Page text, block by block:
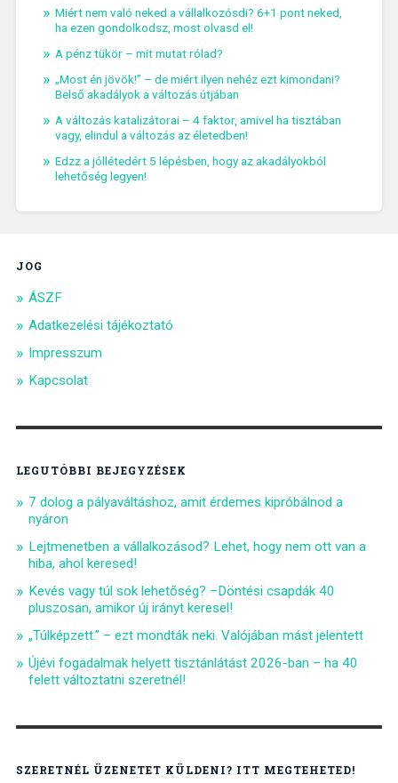
Miért nem való neked a vállalkozósdi? 6+1 pont neked,
ha ezen gondolkodsz, most olvasd el!
A pénz tükör – mit mutat rólad?
„Most én jövök!” – de miért ilyen nehéz ezt kimondani?
Belső akadályok a változás útjában
A változás katalizátorai – 4 faktor, amivel ha tisztában
vagy, elindul a változás az életedben!
Edzz a jóllétedért 5 lépésben, hogy az akadályokból
lehetőség legyen!
JOG
ÁSZF
Adatkezelési tájékoztató
Impresszum
Kapcsolat
LEGUTÓBBI BEJEGYZÉSEK
7 dolog a pályaváltáshoz, amit érdemes kipróbálnod a
nyáron
Lejtmenetben a vállalkozásod? Lehet, hogy nem ott van a
hiba, ahol keresed!
Kevés vagy túl sok lehetőség? –Döntési csapdák 40
pluszosan, amikor új irányt keresel!
„Túlképzett.” – ezt mondták neki. Valójában mást jelentett
Újévi fogadalmak helyett tisztánlátást 2026-ban – ha 40
felett változtatni szeretnél!
SZERETNÉL ÜZENETET KÜLDENI? ITT MEGTEHETED!